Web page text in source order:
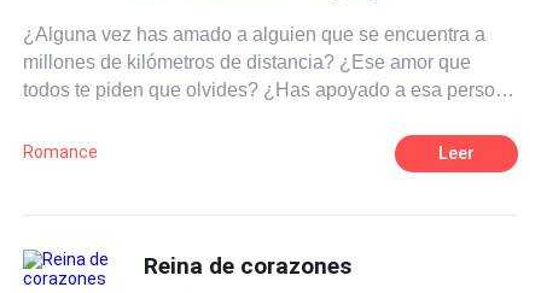
¿Alguna vez has amado a alguien que se encuentra a
millones de kilómetros de distancia? ¿Ese amor que
todos te piden que olvides? ¿Has apoyado a esa persona
a alguien imposible? Pues te diré algo, esa es la rutina
mejor renunciar a todo.
Romance Leer
Reina de corazones